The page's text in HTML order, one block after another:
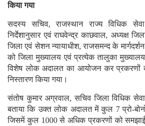
किया गया
सदस्य सचिव, राजस्थान राज्य विधिक
निर्देशानुसार एवं राघवेन्द्र काछवाल, अध्यक्ष
जिला एवं सेशन न्यायाधीश, राजसमन्द के
को जिला मुख्यालय एवं प्रत्येक तालुका
विशेष लोक अदालत का आयोजन कर प्रकरणों
निस्तारण किया गया।
संतोष कुमार अग्रवाल, सचिव जिला विधिक
बताया कि उक्त लोक अदालत में कुल 7 प्रो-
जिसमें कुल 1000 से अधिक प्रकरणों को